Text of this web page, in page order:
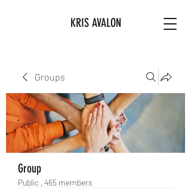
KRIS AVALON
Groups
Group
Public · 465 members